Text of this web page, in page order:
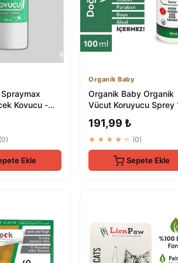
Kovucu -
(0)
Ekle
Organik Baby
Organik Baby Organik
Vücut Koruyucu Sprey
191,99 ₺
★★★★★ (0)
Sepete Ekle